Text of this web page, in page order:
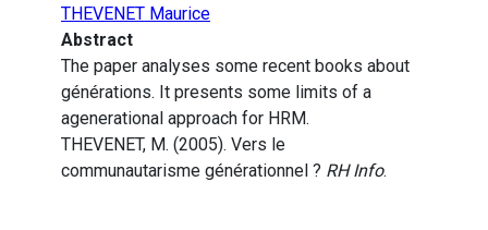
THEVENET Maurice
Abstract
The paper analyses some recent books about
générations. It presents some limits of a
agenerational approach for HRM.
THEVENET, M. (2005). Vers le
communautarisme générationnel ? RH Info.